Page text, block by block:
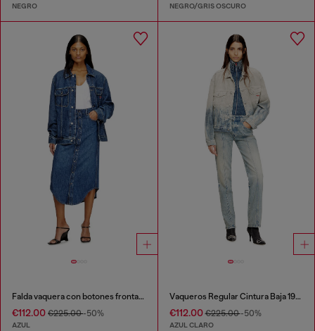
NEGRO NEGRO/GRIS OSCURO
Falda vaquera con botones frontales
€112.00 €225.00-50%
AZUL
Vaqueros Regular Cintura Baja 1989 D-Mine
€112.00€225.00-50%
AZUL CLARO